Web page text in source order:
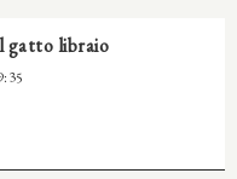
gatto libraio